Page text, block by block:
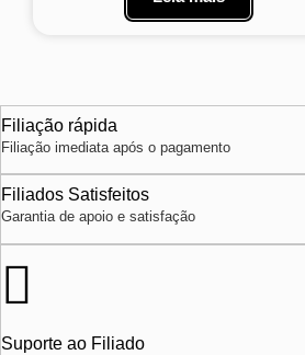
Filiação rápida
Filiação imediata após o pagamento
Filiados Satisfeitos
Garantia de apoio e satisfação
Suporte ao Filiado